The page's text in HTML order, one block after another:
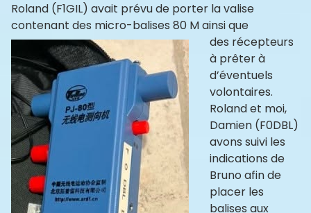
Roland (F1GIL) avait prévu de porter la valise
contenant des micro-balises 80 Mainsi que
des récepteurs
à prêter à
d’éventuels
volontaires.
Roland et moi,
Damien (F0DBL)
avons suivi les
indications de
Bruno afin de
placer les
balises aux